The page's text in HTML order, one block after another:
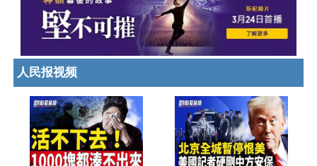
人民报视频